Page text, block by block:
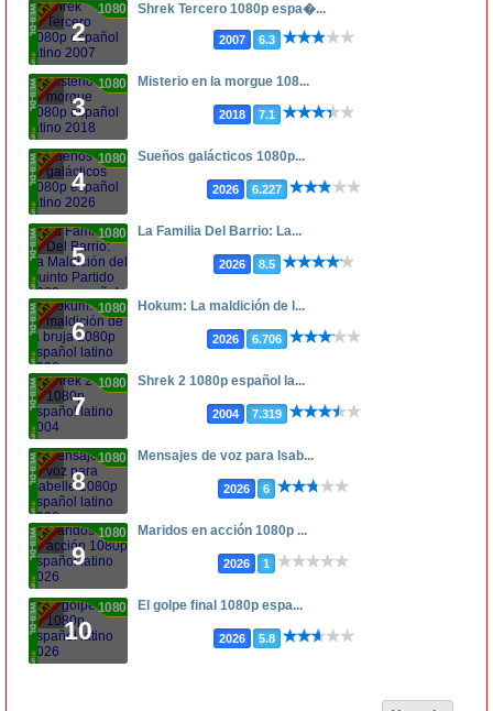
2
1080p Shrek Tercero 1080p espa�...
2007 6.3
3
1080p Misterio en la morgue 108...
2018 7.1
4
1080p Sueños galácticos 1080p...
2026 6.227
5
1080p La Familia Del Barrio: La...
2026 8.5
6
1080p Hokum: La maldición de l...
2026 6.706
7
1080p Shrek 2 1080p español la...
2004 7.319
8
1080p Mensajes de voz para Isab...
2026 6
9
1080p Maridos en acción 1080p ...
2026 1
10
1080p El golpe final 1080p espa...
2026 5.8